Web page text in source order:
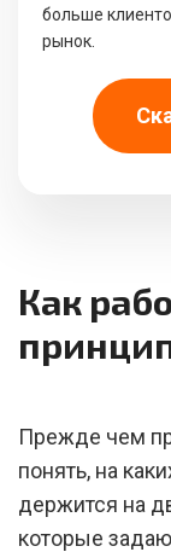
больше
рынок.
Как
Прежде чем
понять, на
держится на
которые